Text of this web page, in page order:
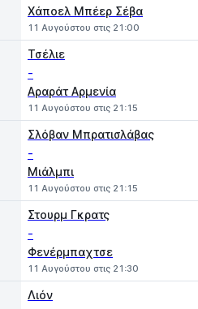
Χάποελ Μπέερ Σέβα
11 Αυγούστου στις 21:00
Τσέλιε
-
Αραράτ Αρμενία
11 Αυγούστου στις 21:15
Σλόβαν Μπρατισλάβας
-
Μιάλμπι
11 Αυγούστου στις 21:15
Στουρμ Γκρατς
-
Φενέρμπαχτσε
11 Αυγούστου στις 21:30
Λιόν